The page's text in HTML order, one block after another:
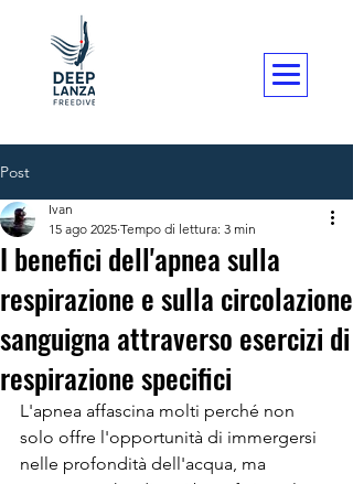
Post
I benefici dell'apnea sulla
respirazione e sulla circolazione
sanguigna attraverso esercizi di
respirazione specifici
Ivan
15 ago 2025 Tempo di lettura: 3 min
L'apnea affascina molti perché non
solo offre l'opportunità di immergersi
nelle profondità dell'acqua, ma